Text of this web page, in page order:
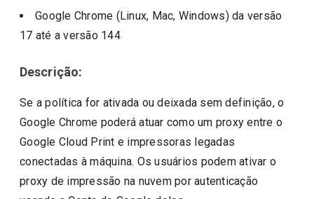
Google Chrome (Linux, Mac, Windows)da versão
17 até a versão 144
Descrição:
Se a política for ativada ou deixada sem definição, o
Google Chrome poderá atuar como um proxy entre o
Google Cloud Print e impressoras legadas
conectadas à máquina. Os usuários podem ativar o
proxy de impressão na nuvem por autenticação